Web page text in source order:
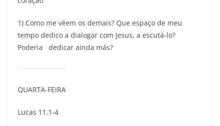
1) Como me vêem os demais? Que espaço de meu
tempo dedico a dialogar com Jesus, a escutá-lo?
Poderia dedicar ainda más?
QUARTA-FEIRA
Lucas 11,1-4